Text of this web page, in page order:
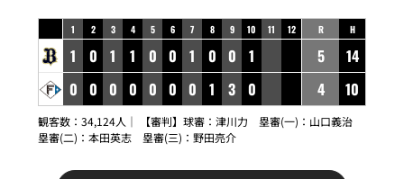
1 2 3 4 5 6 7 8 9 10 11 12
1 0 1 1 0 0 1 0 0
1
0 0 0 0 0 0 0 1 3 0
R H
5
14
4
10
観客数：34,124人｜ 【審判】球審：津川力 塁審(一)：山口義治
塁審(二)：本田英志 塁審(三)：野田亮介